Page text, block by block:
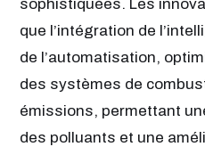
sophistiquées. Les
que l’intégration de
de l’automatisation,
des systèmes de
émissions, permettant
des polluants et une